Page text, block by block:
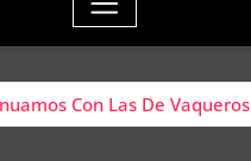
Con Las De